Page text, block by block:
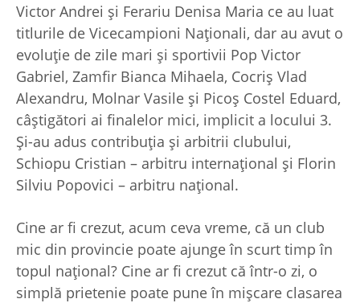
Victor Andrei și Ferariu Denisa Maria ce au luat
titlurile de Vicecampioni Naționali, dar au avut o
evoluție de zile mari și sportivii Pop Victor
Gabriel, Zamfir Bianca Mihaela, Cocriș Vlad
Alexandru, Molnar Vasile și Picoș Costel Eduard,
câștigători ai finalelor mici, implicit a locului 3.
Și-au adus contribuția și arbitrii clubului,
Schiopu Cristian – arbitru internațional și Florin
Silviu Popovici – arbitru național.
Cine ar fi crezut, acum ceva vreme, că un club
mic din provincie poate ajunge în scurt timp în
topul național? Cine ar fi crezut că într-o zi, o
simplă prietenie poate pune în mișcare clasarea